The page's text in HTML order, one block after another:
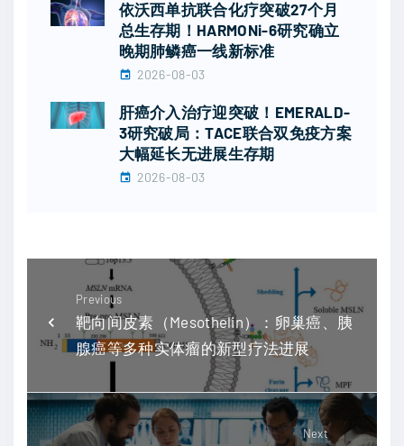
依沃西单抗联合化疗突破27个月
总生存期！HARMONi-6研究确立
晚期肺鳞癌一线新标准
2026-08-03
肝癌介入治疗迎突破！EMERALD-
3研究破局：TACE联合双免疫方案
大幅延长无进展生存期
2026-08-03
Previous
靶向间皮素（Mesothelin）：卵巢癌、胰
腺癌等多种实体瘤的新型疗法进展
Next